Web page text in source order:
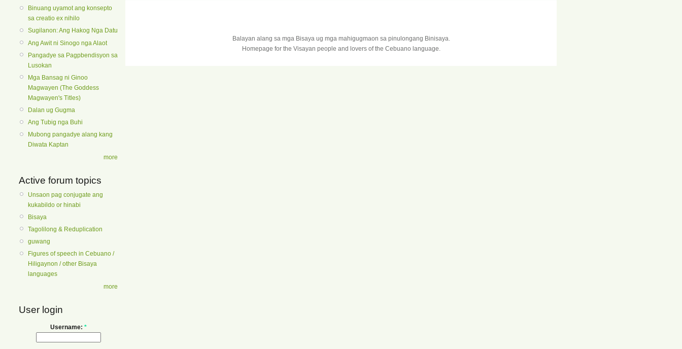
Binuang uyamot ang konsepto
sa creatio ex nihilo
Sugilanon: Ang Hakog Nga Datu
Ang Awit ni Sinogo nga Alaot
Pangadye sa Pagpbendisyon sa
Lusokan
Mga Bansag ni Ginoo
Magwayen (The Goddess
Magwayen's Titles)
Dalan ug Gugma
Ang Tubig nga Buhi
Mubong pangadye alang kang
Diwata Kaptan
more
Active forum topics
Unsaon pag conjugate ang
kukabildo or hinabi
Bisaya
Tagolilong & Reduplication
guwang
Figures of speech in Cebuano /
Hiligaynon / other Bisaya
languages
more
User login
Username: *
Balayan alang sa mga Bisaya ug mga mahigugmaon sa pinulongang Binisaya.
Homepage for the Visayan people and lovers of the Cebuano language.